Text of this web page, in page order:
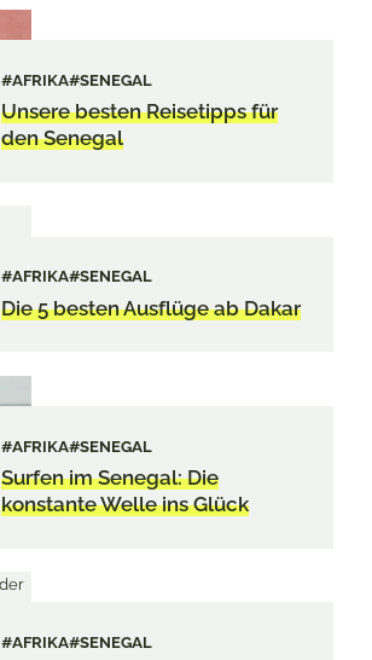
#AFRIKA#SENEGAL
Unsere besten Reisetipps für
den Senegal
#AFRIKA#SENEGAL
Die 5 besten Ausflüge ab Dakar
#AFRIKA#SENEGAL
Surfen im Senegal: Die
konstante Welle ins Glück
#AFRIKA#SENEGAL